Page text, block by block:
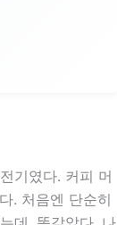
기였다. 커피 머
. 처음엔 단순히